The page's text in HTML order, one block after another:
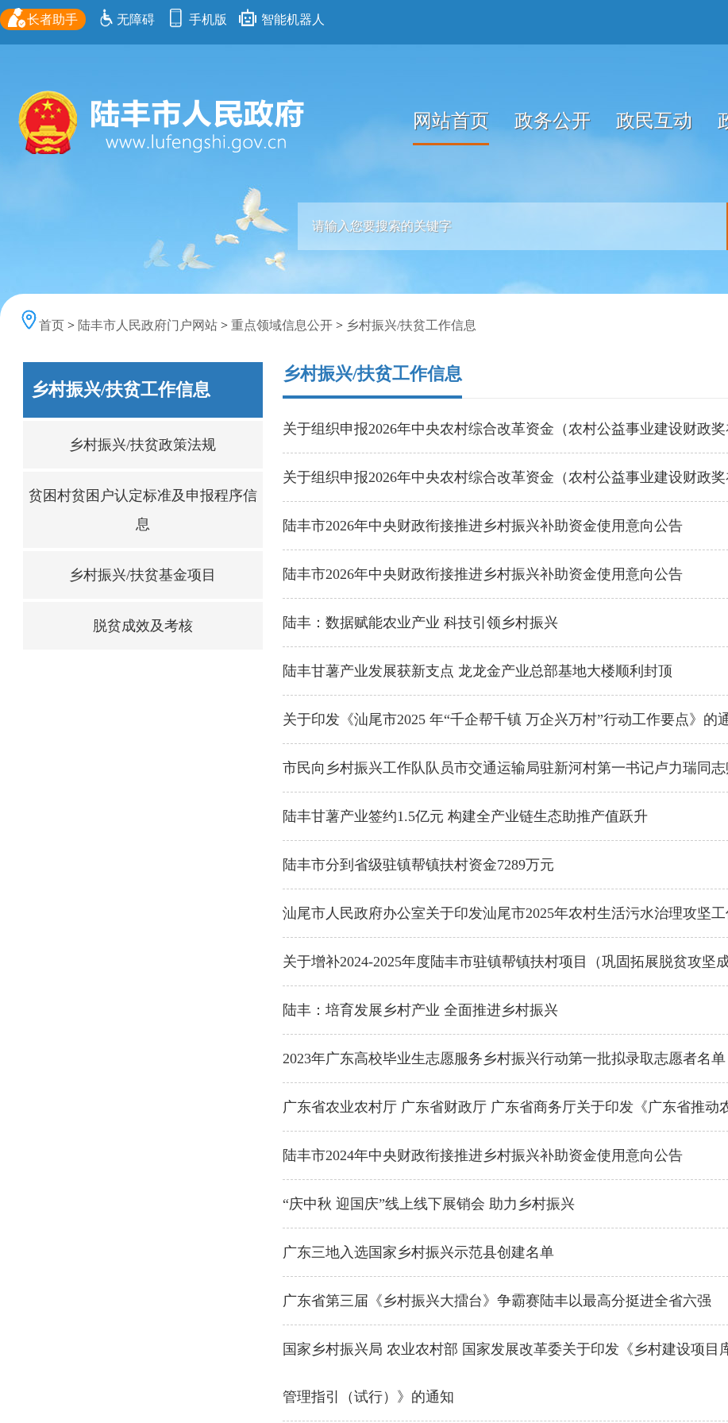
长者助手 无障碍 手机版 智能机器人
网站首页 政务公开 政民互动
首页 > 陆丰市人民政府门户网站 > 重点领域信息公开 > 乡村振兴/扶贫工作信息
乡村振兴/扶贫工作信息
乡村振兴/扶贫政策法规
贫困村贫困户认定标准及申报程序信
息
乡村振兴/扶贫基金项目
脱贫成效及考核
乡村振兴/扶贫工作信息
关于组织申报2026年中央农村综合改革资金（农村公益事业建设财政
关于组织申报2026年中央农村综合改革资金（农村公益事业建设财政
陆丰市2026年中央财政衔接推进乡村振兴补助资金使用意向公告
陆丰市2026年中央财政衔接推进乡村振兴补助资金使用意向公告
陆丰：数据赋能农业产业 科技引领乡村振兴
陆丰甘薯产业发展获新支点 龙龙金产业总部基地大楼顺利封顶
关于印发《汕尾市2025 年“千企帮千镇 万企兴万村”行动工作要点》的
市民向乡村振兴工作队队员市交通运输局驻新河村第一书记卢力瑞同
陆丰甘薯产业签约1.5亿元 构建全产业链生态助推产值跃升
陆丰市分到省级驻镇帮镇扶村资金7289万元
汕尾市人民政府办公室关于印发汕尾市2025年农村生活污水治理攻坚
关于增补2024-2025年度陆丰市驻镇帮镇扶村项目（巩固拓展脱贫攻坚
陆丰：培育发展乡村产业 全面推进乡村振兴
2023年广东高校毕业生志愿服务乡村振兴行动第一批拟录取志愿者名单
广东省农业农村厅 广东省财政厅 广东省商务厅关于印发《广东省推动
陆丰市2024年中央财政衔接推进乡村振兴补助资金使用意向公告
“庆中秋 迎国庆”线上线下展销会 助力乡村振兴
广东三地入选国家乡村振兴示范县创建名单
广东省第三届《乡村振兴大擂台》争霸赛陆丰以最高分挺进全省六强
国家乡村振兴局 农业农村部 国家发展改革委关于印发《乡村建设项
管理指引（试行）》的通知